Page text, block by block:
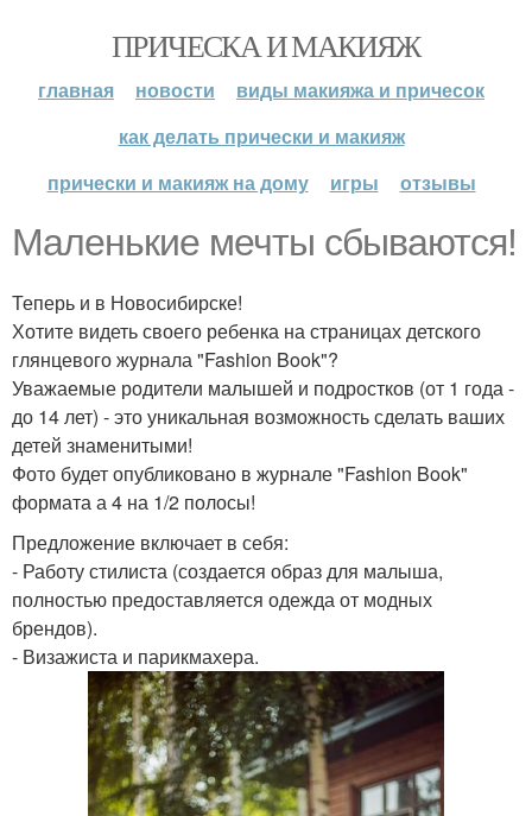
ПРИЧЕСКА И МАКИЯЖ
главная новости
виды макияжа и причесок
как делать прически и макияж
прически и макияж на дому
игры отзывы
Маленькие мечты сбываются!
Теперь и в Новосибирске!
Хотите видеть своего ребенка на страницах детского
глянцевого журнала "Fashion Book"?
Уважаемые родители малышей и подростков (от 1 года -
до 14 лет) - это уникальная возможность сделать ваших
детей знаменитыми!
Фото будет опубликовано в журнале "Fashion Book"
формата а 4 на 1/2 полосы!
Предложение включает в себя:
- Работу стилиста (создается образ для малыша,
полностью предоставляется одежда от модных
брендов).
- Визажиста и парикмахера.